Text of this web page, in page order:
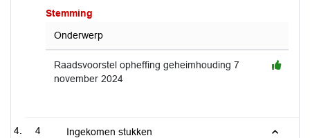
Stemming
Onderwerp
Raadsvoorstel opheffing geheimhouding 7
november 2024
4
Ingekomen stukken